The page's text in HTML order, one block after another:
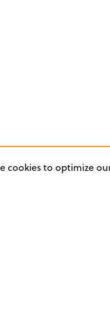
cookies to optimize